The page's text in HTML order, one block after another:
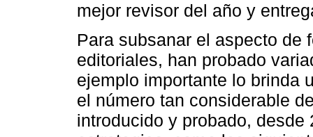
mejor revisor del año y
Para subsanar el aspecto de
editoriales, han probado
ejemplo importante lo brinda
el número tan considerable
introducido y probado,